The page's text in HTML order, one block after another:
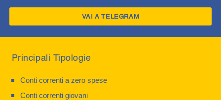
VAI A TELEGRAM
Principali Tipologie
Conti correnti a zero spese
Conti correnti giovani